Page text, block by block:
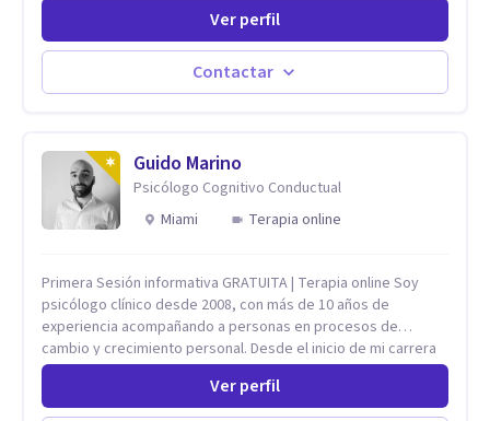
perfeccionistas, liderazgo, problemas de sueño, depresión,
entre otras).
Ver perfil
Contactar
Guido Marino
Psicólogo Cognitivo Conductual
Miami
Terapia online
Primera Sesión informativa GRATUITA | Terapia online Soy
psicólogo clínico desde 2008, con más de 10 años de
experiencia acompañando a personas en procesos de
cambio y crecimiento personal. Desde el inicio de mi carrera
me dedico al ámbito clínico y, en paralelo, trabajé 8 años
como docente universitario e integré proyectos de
investigación en psicología. Mi enfoque es cognitivo-
Ver perfil